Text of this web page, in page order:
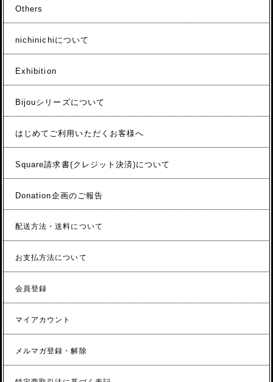
Others
nichinichiについて
Exhibition
Bijouシリーズについて
はじめてご利用いただくお客様へ
Square請求書(クレジット決済)について
Donation企画のご報告
配送方法・送料について
お支払方法について
会員登録
マイアカウント
メルマガ登録・解除